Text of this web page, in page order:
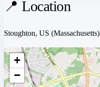
📍 Location
Stoughton, US (Massachusetts)
+
−